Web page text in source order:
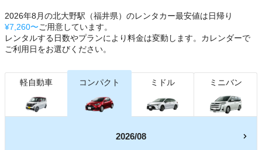
2026年8月の北大野駅（福井県）のレンタカー最安値は日帰り
¥7,260〜ご用意しています。
レンタルする日数やプランにより料金は変動します。カレンダーで
ご利用日をお選びください。
軽自動車 コンパクト ミドル ミニバン
2026/08